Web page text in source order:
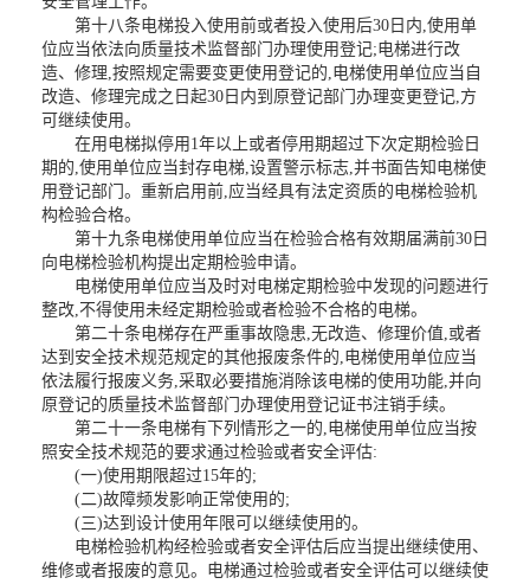
第十八条电梯投入使用前或者投入使用后30日内,使用单
位应当依法向质量技术监督部门办理使用登记;电梯进行改
造、修理,按照规定需要变更使用登记的,电梯使用单位应当自
改造、修理完成之日起30日内到原登记部门办理变更登记,方
可继续使用。
在用电梯拟停用1年以上或者停用期超过下次定期检验日
期的,使用单位应当封存电梯,设置警示标志,并书面告知电梯使
用登记部门。重新启用前,应当经具有法定资质的电梯检验机
构检验合格。
第十九条电梯使用单位应当在检验合格有效期届满前30日
向电梯检验机构提出定期检验申请。
电梯使用单位应当及时对电梯定期检验中发现的问题进行
整改,不得使用未经定期检验或者检验不合格的电梯。
第二十条电梯存在严重事故隐患,无改造、修理价值,或者
达到安全技术规范规定的其他报废条件的,电梯使用单位应当
依法履行报废义务,采取必要措施消除该电梯的使用功能,并向
原登记的质量技术监督部门办理使用登记证书注销手续。
第二十一条电梯有下列情形之一的,电梯使用单位应当按
照安全技术规范的要求通过检验或者安全评估:
(一)使用期限超过15年的;
(二)故障频发影响正常使用的;
(三)达到设计使用年限可以继续使用的。
电梯检验机构经检验或者安全评估后应当提出继续使用、
维修或者报废的意见。电梯通过检验或者安全评估可以继续使